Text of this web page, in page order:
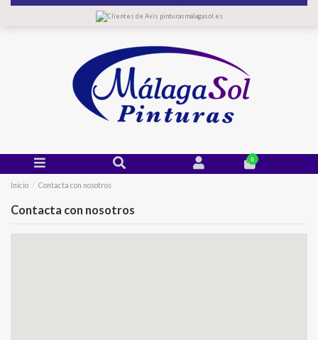
0
Inicio Contacta con nosotros
Contacta con nosotros